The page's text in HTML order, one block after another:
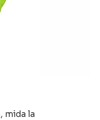
mida la